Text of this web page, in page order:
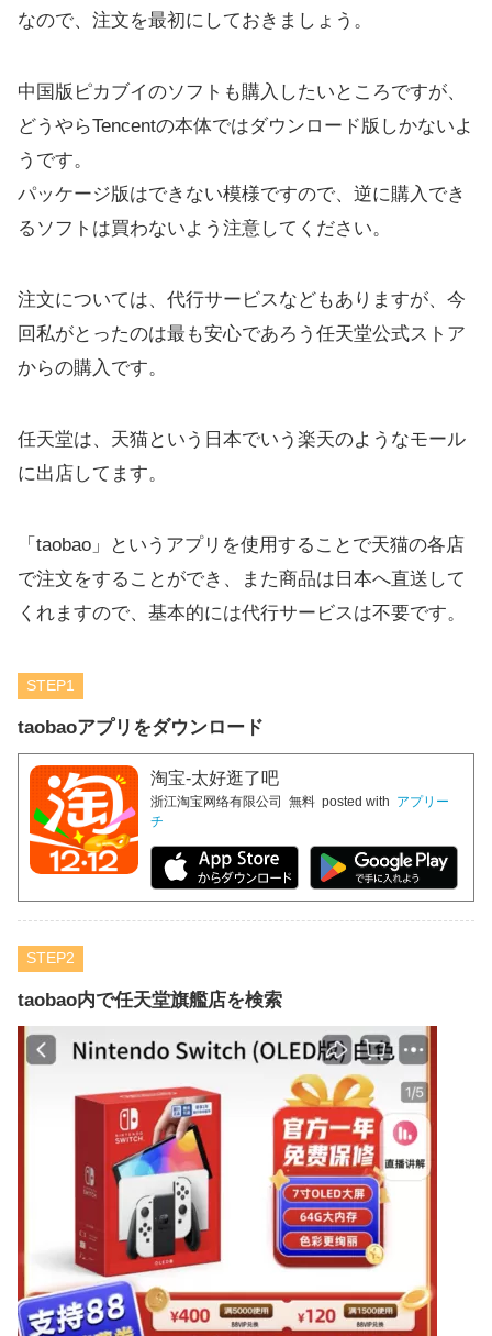
なので、注文を最初にしておきましょう。
中国版ピカブイのソフトも購入したいところですが、
どうやらTencentの本体ではダウンロード版しかないよ
うです。
パッケージ版はできない模様ですので、逆に購入でき
るソフトは買わないよう注意してください。
注文については、代行サービスなどもありますが、今
回私がとったのは最も安心であろう任天堂公式ストア
からの購入です。
任天堂は、天猫という日本でいう楽天のようなモール
に出店してます。
「taobao」というアプリを使用することで天猫の各店
で注文をすることができ、また商品は日本へ直送して
くれますので、基本的には代行サービスは不要です。
STEP
taobaoアプリをダウンロード
淘宝-太好逛了吧
浙江淘宝网络有限公司 無料 posted with アプリー
チ
STEP
taobao内で任天堂旗艦店を検索